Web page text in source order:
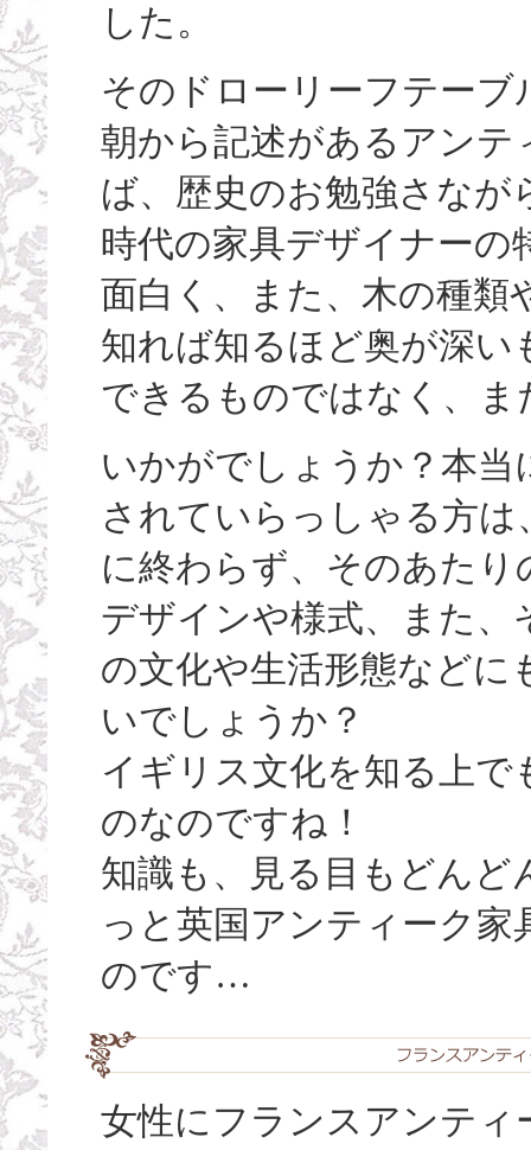
した。
そのドローリーフテー
朝から記述があるアンテ
ば、歴史のお勉強さなが
時代の家具デザイナーの
面白く、また、木の種類
知れば知るほど奥が深い
できるものではなく、
いかがでしょうか？本
されていらっしゃる方
に終わらず、そのあた
デザインや様式、また
の文化や生活形態など
いでしょうか？
イギリス文化を知る上
のなのですね！
知識も、見る目もどんど
っと英国アンティーク
のです…
女性にフランスアンテ